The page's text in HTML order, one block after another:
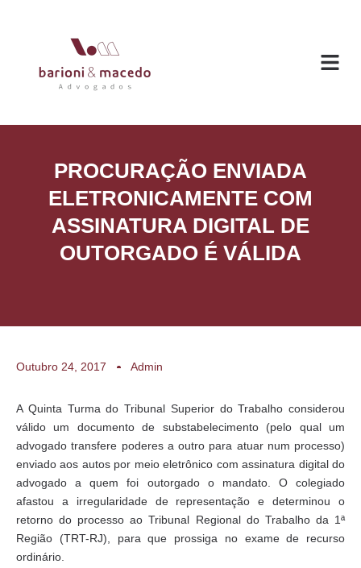
PROCURAÇÃO ENVIADA
ELETRONICAMENTE COM
ASSINATURA DIGITAL DE
OUTORGADO É VÁLIDA
Outubro 24, 2017 Admin
A Quinta Turma do Tribunal Superior do Trabalho considerou
válido um documento de substabelecimento (pelo qual um
advogado transfere poderes a outro para atuar num processo)
enviado aos autos por meio eletrônico com assinatura digital do
advogado a quem foi outorgado o mandato. O colegiado
afastou a irregularidade de representação e determinou o
retorno do processo ao Tribunal Regional do Trabalho da 1ª
Região (TRT-RJ), para que prossiga no exame de recurso
ordinário.